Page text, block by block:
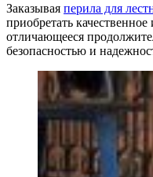
Заказывая перила для
приобретать
отличающееся
безопасностью и